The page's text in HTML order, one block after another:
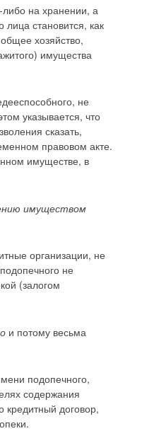
либо на хранении, а
лица становится, как
хозяйство,
имущества
не
указывается, что
сказать,
правовом акте.
имуществе, в
имуществом
организации, не
не
(залогом
и потому весьма
подопечного,
содержания
договор,